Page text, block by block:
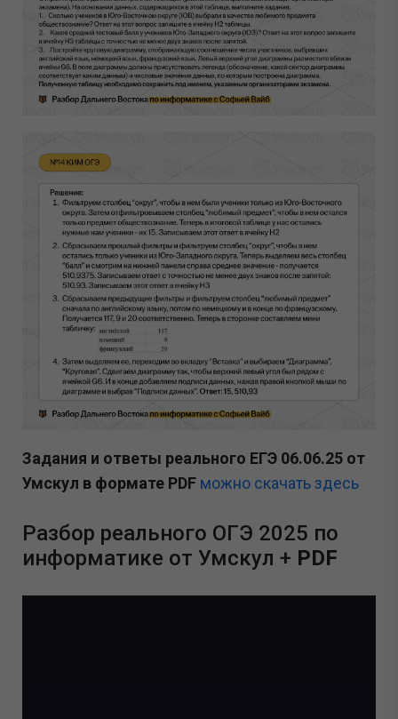
Задания и ответы реального ЕГЭ 06.06.25 от
Умскул в формате PDF можно скачать здесь
Разбор реального ОГЭ 2025 по
информатике от Умскул + PDF